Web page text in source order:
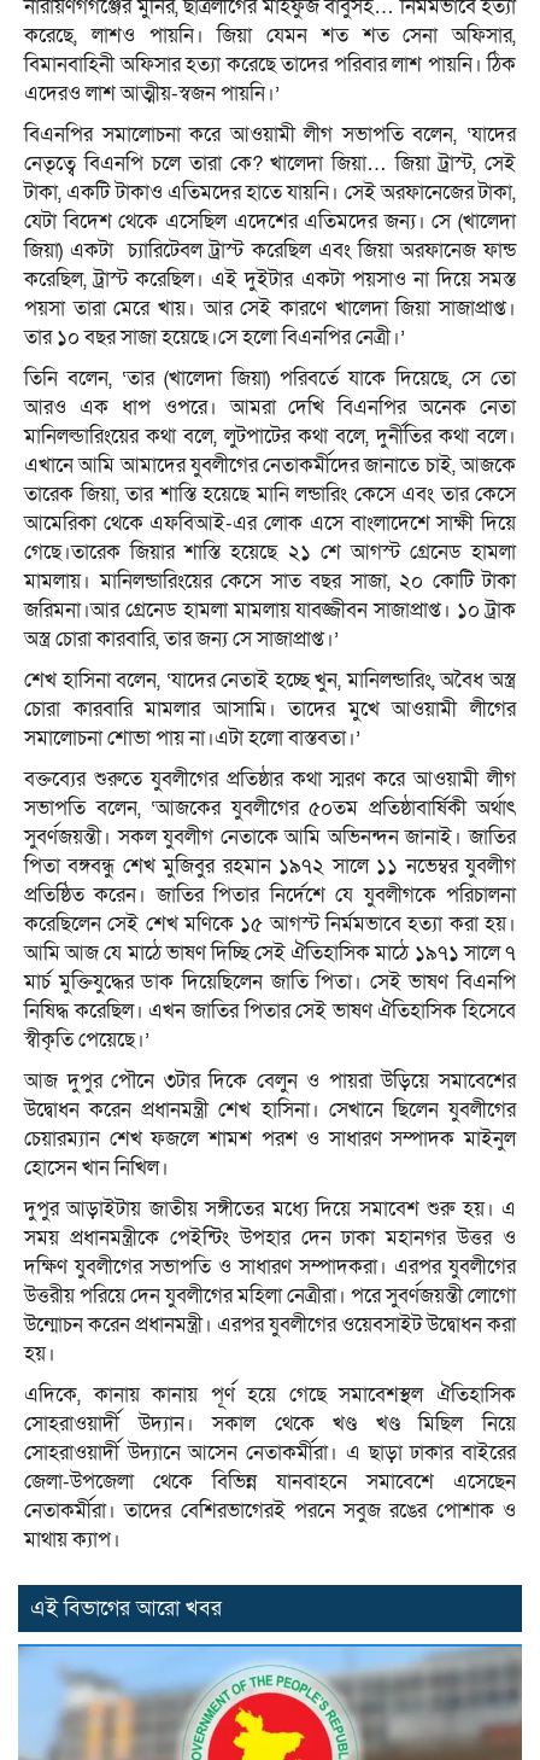
নারায়ণগগঞ্জের মুনির, ছাত্রলীগের মাহফুজ বাবুসহ… নির্মমভাবে হত্যা
করেছে, লাশও পায়নি। জিয়া যেমন শত শত সেনা অফিসার,
বিমানবাহিনী অফিসার হত্যা করেছে তাদের পরিবার লাশ পায়নি। ঠিক
এদেরও লাশ আত্মীয়-স্বজন পায়নি।’
বিএনপির সমালোচনা করে আওয়ামী লীগ সভাপতি বলেন, ‘যাদের
নেতৃত্বে বিএনপি চলে তারা কে? খালেদা জিয়া… জিয়া ট্রাস্ট, সেই
টাকা, একটি টাকাও এতিমদের হাতে যায়নি। সেই অরফানেজের টাকা,
যেটা বিদেশ থেকে এসেছিল এদেশের এতিমদের জন্য। সে (খালেদা
জিয়া) একটা চ্যারিটেবল ট্রাস্ট করেছিল এবং জিয়া অরফানেজ ফান্ড
করেছিল, ট্রাস্ট করেছিল। এই দুইটার একটা পয়সাও না দিয়ে সমস্ত
পয়সা তারা মেরে খায়। আর সেই কারণে খালেদা জিয়া সাজাপ্রাপ্ত।
তার ১০ বছর সাজা হয়েছে।সে হলো বিএনপির নেত্রী।’
তিনি বলেন, ‘তার (খালেদা জিয়া) পরিবর্তে যাকে দিয়েছে, সে তো
আরও এক ধাপ ওপরে। আমরা দেখি বিএনপির অনেক নেতা
মানিলল্ডারিংয়ের কথা বলে, লুটপাটের কথা বলে, দুর্নীতির কথা বলে।
এখানে আমি আমাদের যুবলীগের নেতাকর্মীদের জানাতে চাই, আজকে
তারেক জিয়া, তার শাস্তি হয়েছে মানি লন্ডারিং কেসে এবং তার কেসে
আমেরিকা থেকে এফবিআই-এর লোক এসে বাংলাদেশে সাক্ষী দিয়ে
গেছে।তারেক জিয়ার শাস্তি হয়েছে ২১ শে আগস্ট গ্রেনেড হামলা
মামলায়। মানিলন্ডারিংয়ের কেসে সাত বছর সাজা, ২০ কোটি টাকা
জরিমনা।আর গ্রেনেড হামলা মামলায় যাবজ্জীবন সাজাপ্রাপ্ত। ১০ ট্রাক
অস্ত্র চোরা কারবারি, তার জন্য সে সাজাপ্রাপ্ত।’
শেখ হাসিনা বলেন, ‘যাদের নেতাই হচ্ছে খুন, মানিলন্ডারিং, অবৈধ অস্ত্র
চোরা কারবারি মামলার আসামি। তাদের মুখে আওয়ামী লীগের
সমালোচনা শোভা পায় না।এটা হলো বাস্তবতা।’
বক্তব্যের শুরুতে যুবলীগের প্রতিষ্ঠার কথা স্মরণ করে আওয়ামী লীগ
সভাপতি বলেন, ‘আজকের যুবলীগের ৫০তম প্রতিষ্ঠাবার্ষিকী অর্থাৎ
সুবর্ণজয়ন্তী। সকল যুবলীগ নেতাকে আমি অভিনন্দন জানাই। জাতির
পিতা বঙ্গবন্ধু শেখ মুজিবুর রহমান ১৯৭২ সালে ১১ নভেম্বর যুবলীগ
প্রতিষ্ঠিত করেন। জাতির পিতার নির্দেশে যে যুবলীগকে পরিচালনা
করেছিলেন সেই শেখ মণিকে ১৫ আগস্ট নির্মমভাবে হত্যা করা হয়।
আমি আজ যে মাঠে ভাষণ দিচ্ছি সেই ঐতিহাসিক মাঠে ১৯৭১ সালে ৭
মার্চ মুক্তিযুদ্ধের ডাক দিয়েছিলেন জাতি পিতা। সেই ভাষণ বিএনপি
নিষিদ্ধ করেছিল। এখন জাতির পিতার সেই ভাষণ ঐতিহাসিক হিসেবে
স্বীকৃতি পেয়েছে।’
আজ দুপুর পৌনে ৩টার দিকে বেলুন ও পায়রা উড়িয়ে সমাবেশের
উদ্বোধন করেন প্রধানমন্ত্রী শেখ হাসিনা। সেখানে ছিলেন যুবলীগের
চেয়ারম্যান শেখ ফজলে শামশ পরশ ও সাধারণ সম্পাদক মাইনুল
হোসেন খান নিখিল।
দুপুর আড়াইটায় জাতীয় সঙ্গীতের মধ্যে দিয়ে সমাবেশ শুরু হয়। এ
সময় প্রধানমন্ত্রীকে পেইন্টিং উপহার দেন ঢাকা মহানগর উত্তর ও
দক্ষিণ যুবলীগের সভাপতি ও সাধারণ সম্পাদকরা। এরপর যুবলীগের
উত্তরীয় পরিয়ে দেন যুবলীগের মহিলা নেত্রীরা। পরে সুবর্ণজয়ন্তী লোগো
উন্মোচন করেন প্রধানমন্ত্রী। এরপর যুবলীগের ওয়েবসাইট উদ্বোধন করা
হয়।
এদিকে, কানায় কানায় পূর্ণ হয়ে গেছে সমাবেশস্থল ঐতিহাসিক
সোহরাওয়ার্দী উদ্যান। সকাল থেকে খণ্ড খণ্ড মিছিল নিয়ে
সোহরাওয়ার্দী উদ্যানে আসেন নেতাকর্মীরা। এ ছাড়া ঢাকার বাইরের
জেলা-উপজেলা থেকে বিভিন্ন যানবাহনে সমাবেশে এসেছেন
নেতাকর্মীরা। তাদের বেশিরভাগেরই পরনে সবুজ রঙের পোশাক ও
মাথায় ক্যাপ।
এই বিভাগের আরো খবর